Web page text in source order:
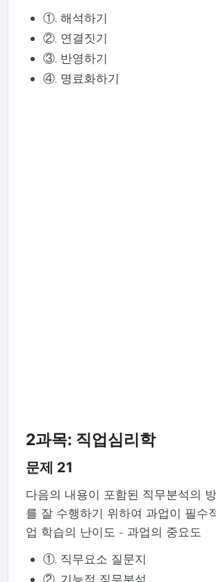
①. 해석하기
②. 연결짓기
③. 반영하기
④. 명료화하기
2과목: 직업심리학
문제 21
다음의 내용이 포함된 직무분석의
를 잘 수행하기 위하여 과업이 필수
업 학습의 난이도 - 과업의 중요도
①. 직무요소 질문지